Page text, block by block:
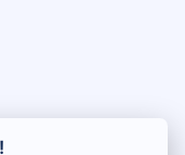
→ Pliki cookie innych
dla tej witryny.